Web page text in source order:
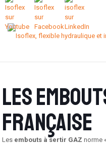
Les
française
Les embouts à sertir GAZ norme